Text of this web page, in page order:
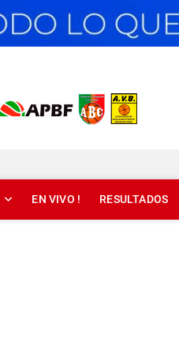
EN VIVO ! RESULTADOS